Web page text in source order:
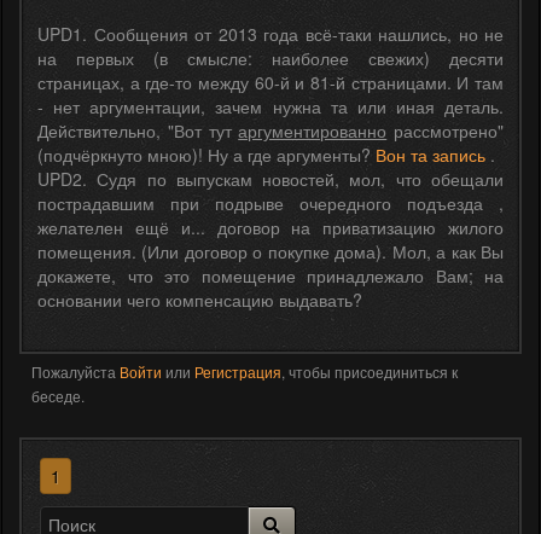
UPD1. Сообщения от 2013 года всё-таки нашлись, но не
на первых (в смысле: наиболее свежих) десяти
страницах, а где-то между 60-й и 81-й страницами. И там
- нет аргументации, зачем нужна та или иная деталь.
Действительно, "Вот тутаргументированно рассмотрено"
(подчёркнуто мною)! Ну а где аргументы? Вон та запись .
UPD2. Судя по выпускам новостей, мол, что обещали
пострадавшим при подрыве очередного подъезда ,
желателен ещё и... договор на приватизацию жилого
помещения. (Или договор о покупке дома). Мол, а как Вы
докажете, что это помещение принадлежало Вам; на
основании чего компенсацию выдавать?
Пожалуйста Войти или Регистрация, чтобы присоединиться к
беседе.
1